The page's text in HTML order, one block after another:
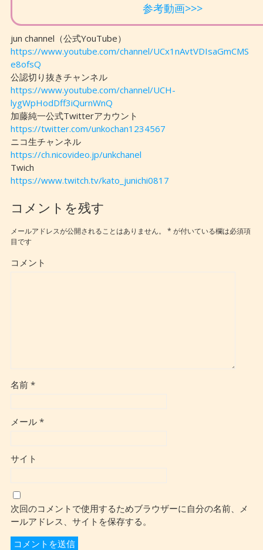
参考動画>>>
jun channel（公式YouTube）
https://www.youtube.com/channel/UCx1nAvtVDIsaGmCMS
e8ofsQ
公認切り抜きチャンネル
https://www.youtube.com/channel/UCH-
lygWpHodDff3iQurnWnQ
加藤純一公式Twitterアカウント
https://twitter.com/unkochan1234567
ニコ生チャンネル
https://ch.nicovideo.jp/unkchanel
Twich
https://www.twitch.tv/kato_junichi0817
コメントを残す
メールアドレスが公開されることはありません。 * が付いている欄は必須項
目です
コメント
名前 *
メール *
サイト
次回のコメントで使用するためブラウザーに自分の名前、メ
ールアドレス、サイトを保存する。